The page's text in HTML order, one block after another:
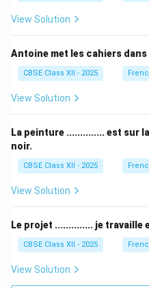
View Solution
Antoine met les cahiers
CBSE Class XII - 2025
View Solution
La peinture .............. est sur
noir.
CBSE Class XII - 2025
View Solution
Le projet .............. je
CBSE Class XII - 2025
View Solution